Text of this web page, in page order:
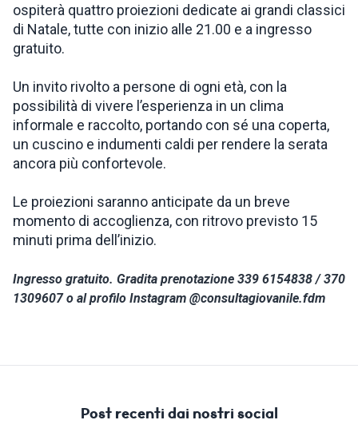
ospiterà quattro proiezioni dedicate ai grandi classici
di Natale, tutte con inizio alle 21.00 e a ingresso
gratuito.
Un invito rivolto a persone di ogni età, con la
possibilità di vivere l’esperienza in un clima
informale e raccolto, portando con sé una coperta,
un cuscino e indumenti caldi per rendere la serata
ancora più confortevole.
Le proiezioni saranno anticipate da un breve
momento di accoglienza, con ritrovo previsto 15
minuti prima dell’inizio.
Ingresso gratuito. Gradita prenotazione 339 6154838 / 370
1309607 o al profilo Instagram @consultagiovanile.fdm
Post recenti dai nostri social